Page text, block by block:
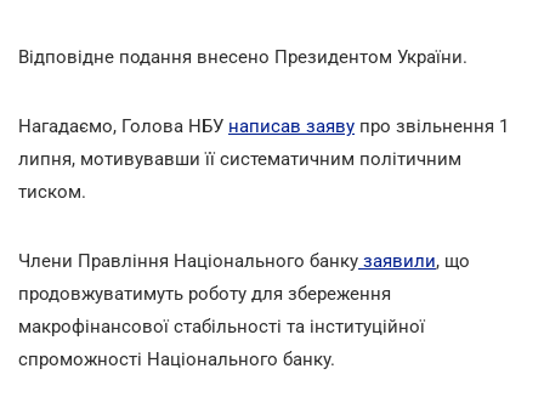
Відповідне подання внесено Президентом України.
Нагадаємо, Голова НБУ написав заяву про звільнення 1
липня, мотивувавши її систематичним політичним
тиском.
Члени Правління Національного банку заявили, що
продовжуватимуть роботу для збереження
макрофінансової стабільності та інституційної
спроможності Національного банку.